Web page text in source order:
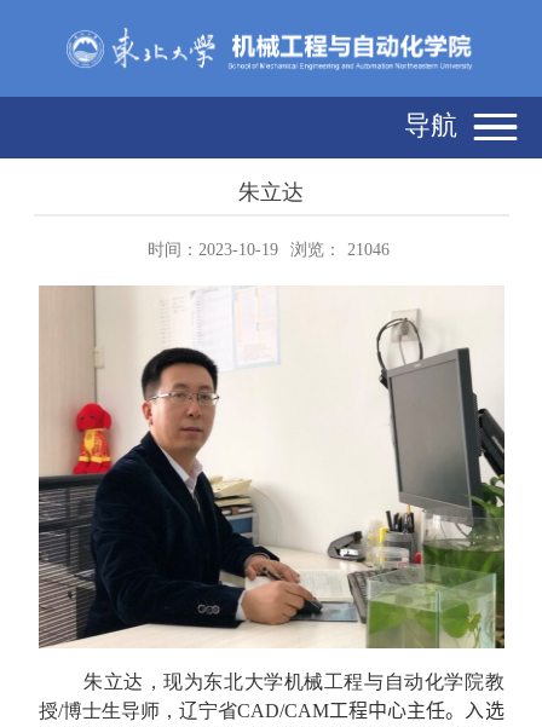
导航
朱立达
时间：2023-10-19 浏览： 21046
朱立达，现为东北大学机械工程与自动化学院教
授/博士生导师，辽宁省CAD/CAM工程中心主任。
入选